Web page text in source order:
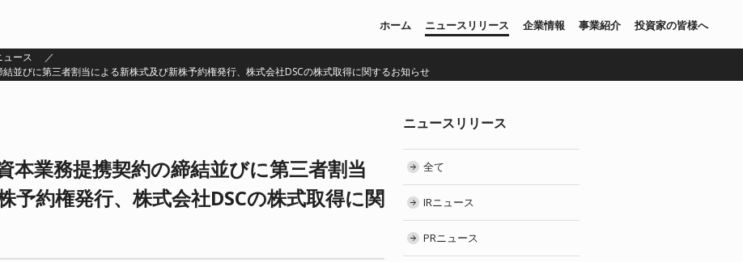
ホーム ニュースリリース 企業情報 事業紹介 投資家の皆様へ
ュース
並びに第三者割当による新株式及び新株予約権発行、株式会社DSCの株式取得に関するお知らせ
本業務提携契約の締結並びに第三者割当
予約権発行、株式会社DSCの株式取得に関
ニュースリリース
全て
IRニュース
PRニュース